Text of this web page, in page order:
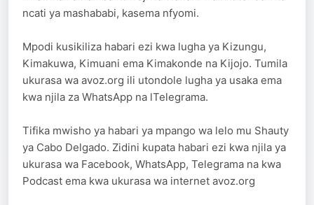
ncati ya mashababi, kasema nfyomi.
Mpodi kusikiliza habari ezi kwa lugha ya Kizungu,
Kimakuwa, Kimuani ema Kimakonde na Kijojo. Tumila
ukurasa wa avoz.org ili utondole lugha ya usaka ema
kwa njila za WhatsApp na lTelegrama.
Tifika mwisho ya habari ya mpango wa lelo mu Shauty
ya Cabo Delgado. Zidini kupata habari ezi kwa njila ya
ukurasa wa Facebook, WhatsApp, Telegrama na kwa
Podcast ema kwa ukurasa wa internet avoz.org